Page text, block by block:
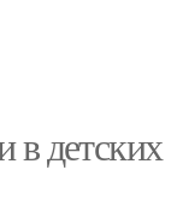
в детских